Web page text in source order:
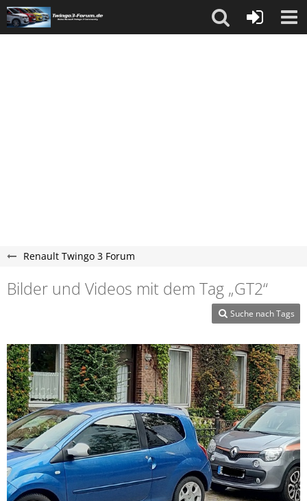
Renault Twingo 3 Forum
Bilder und Videos mit dem Tag „GT2“
Suche nach Tags